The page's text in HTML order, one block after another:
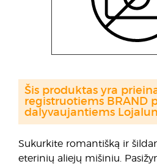
Sukurkite romantišką ir
eterinių aliejų mišiniu.
Šis produktas yra
registruotiems BRAND
dalyvaujantiems